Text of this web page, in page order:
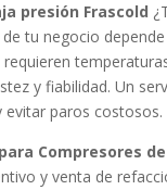
presión Frascold
tu negocio
y fiabilidad. Un
paros costosos.
Compresores
y venta de